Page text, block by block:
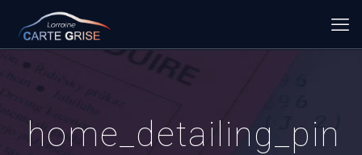
home_detailing_pin